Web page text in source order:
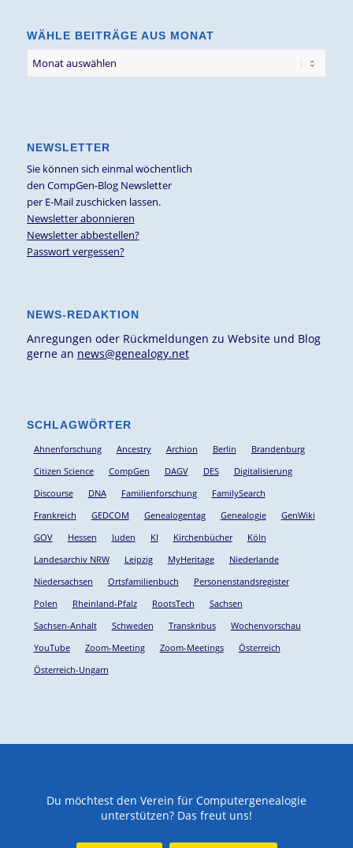
WÄHLE BEITRÄGE AUS MONAT
NEWSLETTER
Sie können sich einmal wöchentlich
den CompGen-Blog Newsletter
per E-Mail zuschicken lassen.
Newsletter abonnieren
Newsletter abbestellen?
Passwort vergessen?
NEWS-REDAKTION
Anregungen oder Rückmeldungen zu Website und Blog
gerne an news@genealogy.net
SCHLAGWÖRTER
Ahnenforschung Ancestry Archion Berlin
Brandenburg
Citizen Science
CompGen DAGV DES
Digitalisierung
Discourse
DNA Familienforschung
FamilySearch
Frankreich
GEDCOM Genealogentag Genealogie
GenWiki
GOV
Hessen Juden KI Kirchenbücher
Köln
Landesarchiv NRW
Leipzig MyHeritage
Niederlande
Niedersachsen
Ortsfamilienbuch
Personenstandsregister
Polen
Rheinland-Pfalz RootsTech
Sachsen
Sachsen-Anhalt
Schweden Transkribus
Wochenvorschau
YouTube
Zoom-Meeting Zoom-Meetings
Österreich
Österreich-Ungarn
Du möchtest den Verein für Computergenealogie
unterstützen? Das freut uns!